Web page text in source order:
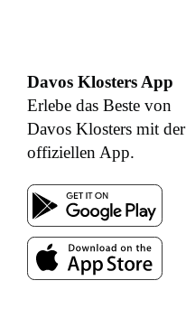
Davos Klosters App
Erlebe das Beste von
Davos Klosters mit der
offiziellen App.